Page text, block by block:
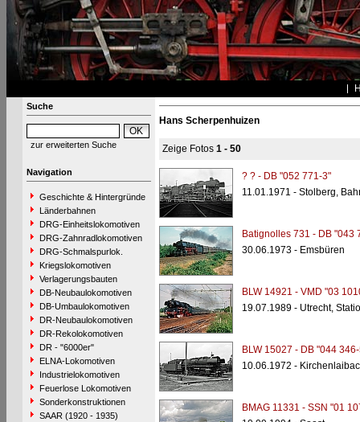
Suche
zur erweiterten Suche
Navigation
Geschichte & Hintergründe
Länderbahnen
DRG-Einheitslokomotiven
DRG-Zahnradlokomotiven
DRG-Schmalspurlok.
Kriegslokomotiven
Verlagerungsbauten
DB-Neubaulokomotiven
DB-Umbaulokomotiven
DR-Neubaulokomotiven
DR-Rekolokomotiven
DR - "6000er"
ELNA-Lokomotiven
Industrielokomotiven
Feuerlose Lokomotiven
Sonderkonstruktionen
SAAR (1920 - 1935)
Hans Scherpenhuizen
Zeige Fotos 1 - 50
? ? - DB "052 771-3"
11.01.1971 - Stolberg,
Batignolles 731 - DB "043
30.06.1973 - Emsbüren
BLW 14921 - VMD "03
19.07.1989 - Utrecht,
BLW 15027 - DB "044
10.06.1972 -
BMAG 11331 - SSN "01